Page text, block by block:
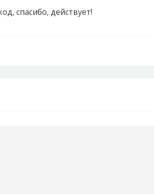
спасибо, действует!